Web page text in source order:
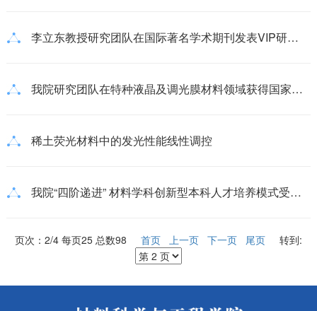
李立东教授研究团队在国际著名学术期刊发表VIP研究论文
我院研究团队在特种液晶及调光膜材料领域获得国家技术发明二等奖
稀土荧光材料中的发光性能线性调控
我院“四阶递进” 材料学科创新型本科人才培养模式受教育部关注报道
页次：2/4 每页25 总数98 首页 上一页 下一页 尾页 转到: